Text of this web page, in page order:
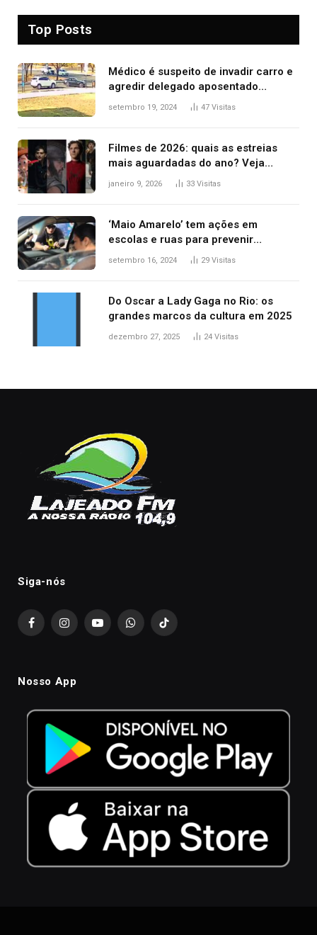
Top Posts
Médico é suspeito de invadir carro e
agredir delegado aposentado
durante confusão no trânsito
setembro 19, 2024 47 Visitas
Filmes de 2026: quais as estreias
mais aguardadas do ano? Veja
principais lançamentos do cinema
janeiro 9, 2026 33 Visitas
‘Maio Amarelo’ tem ações em
escolas e ruas para prevenir
acidentes no trânsito no AP
setembro 16, 2024 29 Visitas
Do Oscar a Lady Gaga no Rio: os
grandes marcos da cultura em 2025
dezembro 27, 2025 24 Visitas
Siga-nós
FacebookInstagramYouTubeWhatsAppTikTok
Nosso App